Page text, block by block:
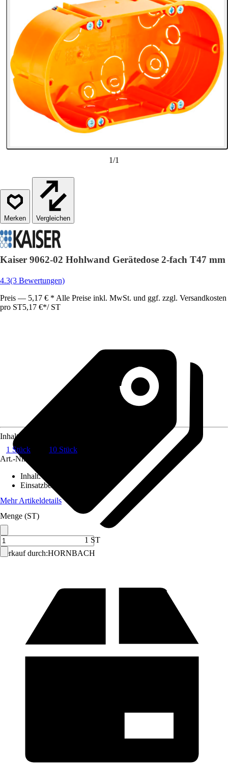
1/1
Vergleichen
Kaiser 9062-02 Hohlwand Gerätedose 2-fach T47 mm
4.3(3 Bewertungen)
Preis — 5,17 € * Alle Preise inkl. MwSt. und ggf. zzgl. Versandkosten
pro ST5,17 €*/ ST
Verkauf durch:HORNBACH
Inhalt
1 Stück
10 Stück
Art.-Nr.
Inhalt:
Einsatzbereich
Mehr Artikeldetails
Menge (ST)
1 ST